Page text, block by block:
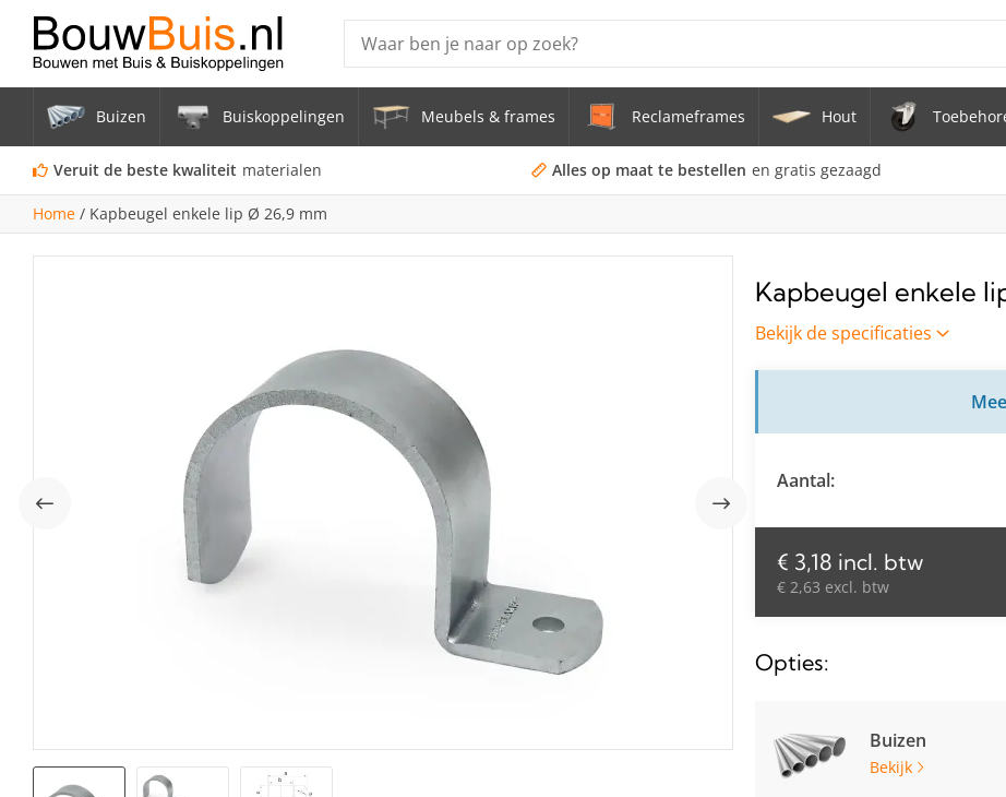
Producten
Steigerbuis onderstel tafel uit buis Ø 33,7 mm zwenkwielen Ø 75 mm
Vrijstaand Spandoekframe (zonder spandoek) uit gegalvaniseerde stalen buis Ø
mm
Zwarte steigerbuis staal Ø 21,3 mm
Buizen Buiskoppelingen Meubels & frames Reclameframes Hout
Veruit de beste kwaliteit materialen Alles op maat te bestellen en gratis gezaagd
Home / Kapbeugel enkele lip Ø 26,9 mm
Kapbeugel enkele
Bekijk de specificaties
Aantal:
€ 3,18 incl. btw
€ 2,63 excl. btw
Opties:
Buizen
Bekijk